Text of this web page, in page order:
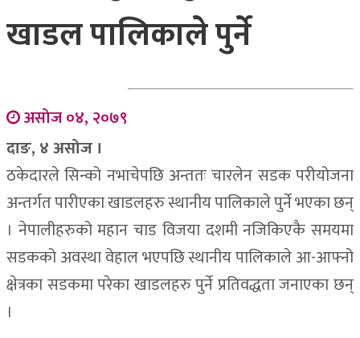
खाडल पालिकाले पुर्ने
असोज ०४, २०७९
दाङ, ४ असोज ।
ठकेदारले सिन्को नभाचेपछि अन्ततः चारलेन सडक परीयोजना
अन्तर्गत पारीएका खाडलहरु स्थानीय पालिकाले पुर्ने भएका छन्
। नेपालीहरुको महान चाड विजया दशमी नजिकिएकै समयमा
सडकको अवस्था वेहाल भएपछि स्थानीय पालिकाले आ-आफ्नो
क्षेत्रका सडकमा परेका खाडलहरु पुर्ने प्रतिवद्धता जनाएका छन्
।